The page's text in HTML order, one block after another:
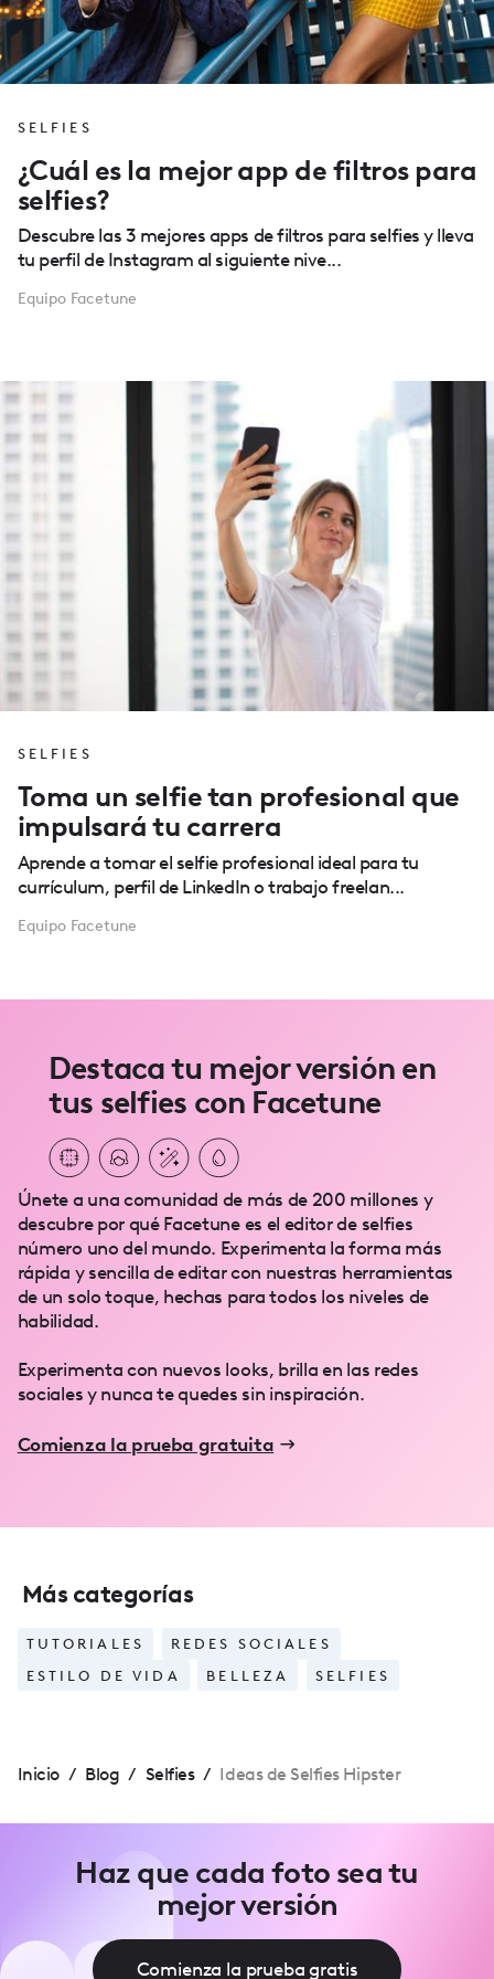
SELFIES
¿Cuál es la mejor app de filtros para
selfies?
Descubre las 3 mejores apps de filtros para selfies y lleva
tu perfil de Instagram al siguiente nive...
Equipo Facetune
SELFIES
Toma un selfie tan profesional que
impulsará tu carrera
Aprende a tomar el selfie profesional ideal para tu
currículum, perfil de LinkedIn o trabajo freelan...
Equipo Facetune
Destaca tu mejor versión en
tus selfies con Facetune
Únete a una comunidad de más de 200 millones y
descubre por qué Facetune es el editor de selfies
número uno del mundo. Experimenta la forma más
rápida y sencilla de editar con nuestras herramientas
de un solo toque, hechas para todos los niveles de
habilidad.
Experimenta con nuevos looks, brilla en las redes
sociales y nunca te quedes sin inspiración.
Comienza la prueba gratuita
Más categorías
TUTORIALES
REDES SOCIALES
ESTILO DE VIDA
BELLEZA SELFIES
Inicio / Blog / Selfies / Ideas de Selfies Hipster
Haz que cada foto sea tu
mejor versión
Comienza la prueba gratis